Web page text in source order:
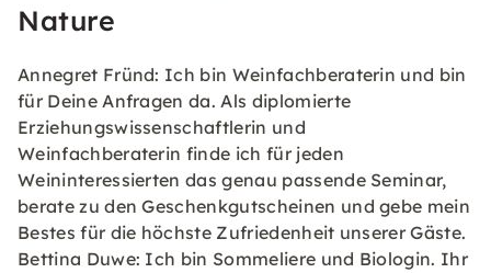
Nature
Annegret Fründ: Ich bin Weinfachberaterin und bin
für Deine Anfragen da. Als diplomierte
Erziehungswissenschaftlerin und
Weinfachberaterin finde ich für jeden
Weininteressierten das genau passende Seminar,
berate zu den Geschenkgutscheinen und gebe mein
Bestes für die höchste Zufriedenheit unserer Gäste.
Bettina Duwe: Ich bin Sommeliere und Biologin. Ihr